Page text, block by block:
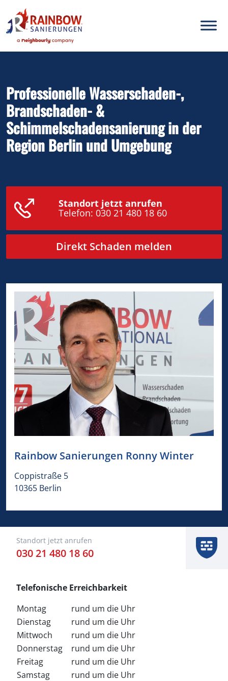
springen
Professionelle Wasserschaden-,
Brandschaden- &
Schimmelschadensanierung in der
Region Berlin und Umgebung
Standort jetzt anrufen
Telefon: 030 21 480 18 60
Direkt Schaden melden
Rainbow Sanierungen Ronny Winter
Coppistraße 5
10365 Berlin
Standort jetzt anrufen
030 21 480 18 60
Telefonische Erreichbarkeit
Montag
rund um die Uhr
Dienstag
rund um die Uhr
Mittwoch
rund um die Uhr
Donnerstag
rund um die Uhr
Freitag
rund um die Uhr
Samstag
rund um die Uhr